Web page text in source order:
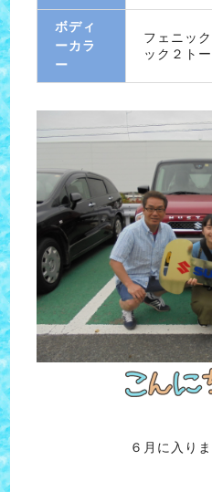
ボディ
ーカラ
ー
フェニッ
ック２ト
６月に入り